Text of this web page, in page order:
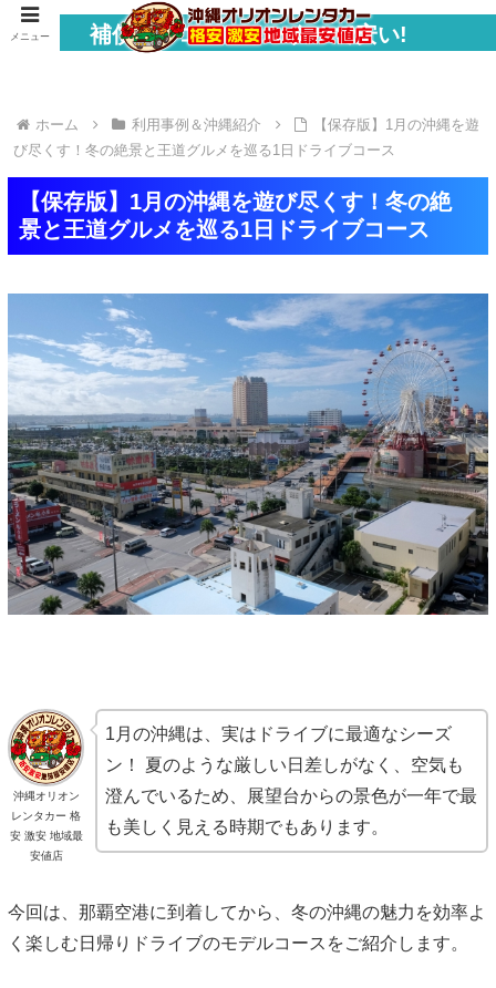
補償コミコミでトータルで安い!
ホーム 利用事例＆沖縄紹介
【保存版】1月の沖縄を遊
び尽くす！冬の絶景と王道グルメを巡る1日ドライブコース
【保存版】1月の沖縄を遊び尽くす！冬の絶
景と王道グルメを巡る1日ドライブコース
沖縄オリオン
レンタカー 格
安 激安 地域最
安値店
1月の沖縄は、実はドライブに最適なシーズ
ン！ 夏のような厳しい日差しがなく、空気も
澄んでいるため、展望台からの景色が一年で最
も美しく見える時期でもあります。
今回は、那覇空港に到着してから、冬の沖縄の魅力を効率よ
く楽しむ日帰りドライブのモデルコースをご紹介します。
メニュー